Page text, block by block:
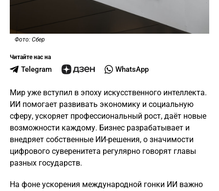
Фото: Сбер
Читайте нас на
Telegram WhatsApp
Мир уже вступил в эпоху искусственного интеллекта.
ИИ помогает развивать экономику и социальную
сферу, ускоряет профессиональный рост, даёт новые
возможности каждому. Бизнес разрабатывает и
внедряет собственные ИИ-решения, о значимости
цифрового суверенитета регулярно говорят главы
разных государств.
На фоне ускорения международной гонки ИИ важно